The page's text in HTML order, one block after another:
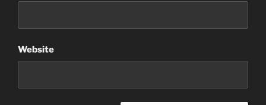
Website